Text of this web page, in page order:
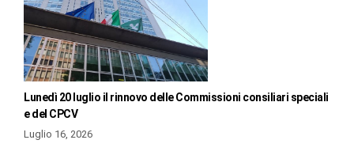
Lunedì 20 luglio il rinnovo delle Commissioni consiliari speciali
e del CPCV
Luglio 16, 2026